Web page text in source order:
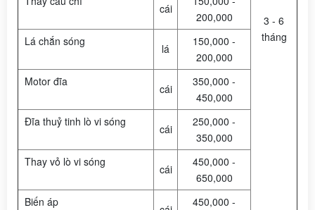
3 - 6
tháng
cái
200,000
Lá chắn sóng
lá
150,000 -
200,000
Motor đĩa
cái
350,000 -
450,000
Đĩa thuỷ tinh lò vi sóng
cái
250,000 -
350,000
Thay vỏ lò vi sóng
cái
450,000 -
650,000
Biến áp
450,000 -